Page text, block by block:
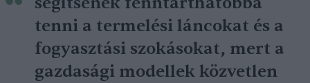
tenni a termelési láncokat és a
fogyasztási szokásokat, mert a
gazdasági modellek közvetlen